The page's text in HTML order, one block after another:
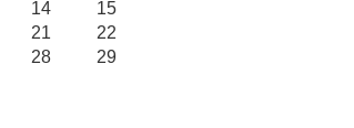
14
15
21
22
28
29